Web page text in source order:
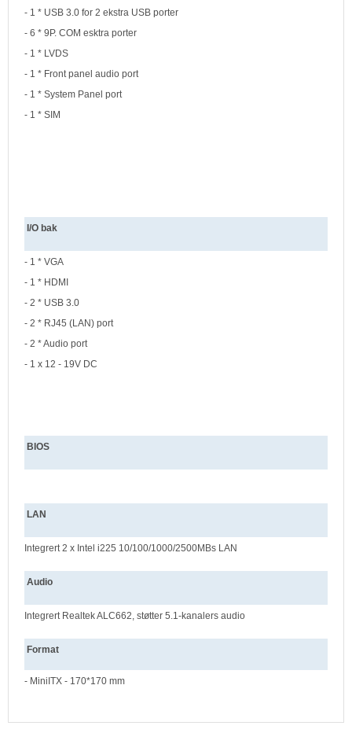
- 1 * USB 3.0 for 2 ekstra USB porter
- 6 * 9P. COM esktra porter
- 1 * LVDS
- 1 * Front panel audio port
- 1 * System Panel port
- 1 * SIM
I/O bak
- 1 * VGA
- 1 * HDMI
- 2 * USB 3.0
- 2 * RJ45 (LAN) port
- 2 * Audio port
- 1 x 12 - 19V DC
BIOS
LAN
Integrert 2 x Intel i225 10/100/1000/2500MBs LAN
Audio
Integrert Realtek ALC662, støtter 5.1-kanalers audio
Format
- MiniITX - 170*170 mm